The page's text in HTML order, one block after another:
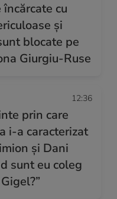
cu
și
blocate pe
Giurgiu-Ruse
12:36
prin care
i-a caracterizat
și Dani
sunt eu coleg